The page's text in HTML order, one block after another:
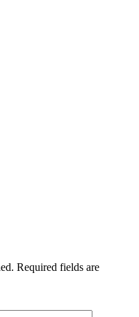
Required fields are